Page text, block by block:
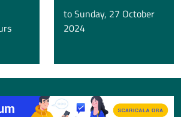
to Sunday, 27 October
2024